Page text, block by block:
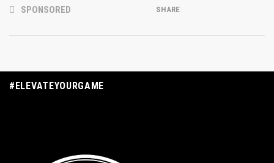
SPONSORED SHARE
#ELEVATEYOURGAME